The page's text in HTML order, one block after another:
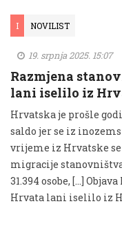
I NOVILIST
19. srpnja 2025. 15:07
Razmjena
lani iselilo iz
Hrvatska je prošle
saldo jer se iz
vrijeme iz Hrvatske
migracije
31.394 osobe, […]
Hrvata lani iselilo iz